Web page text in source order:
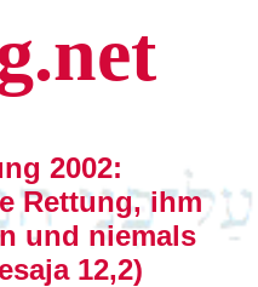
2002:
Rettung, ihm
und niemals
12,2)